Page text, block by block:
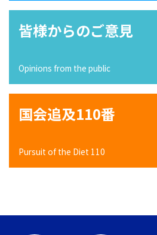
皆様からのご意見
Opinions from the public
国会追及110番
Pursuit of the Diet 110